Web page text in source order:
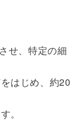
せ、特定の細
はじめ、約20
。